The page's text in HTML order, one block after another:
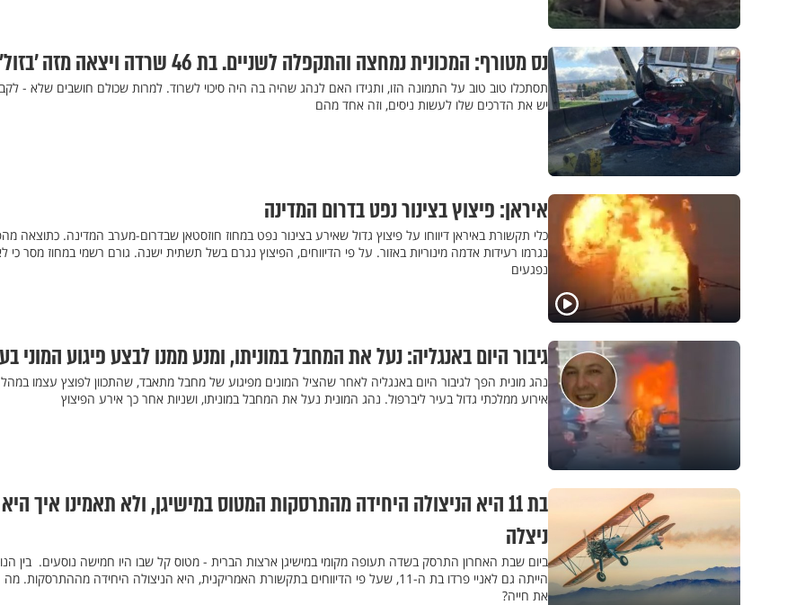
נס מטורף: המכונית נמחצה והתקפלה לשניים. בת 46 שרדה ויצאה מזה 'בזול'
תסתכלו טוב טוב על התמונה הזו, ותגידו האם לנהג שהיה בה היה סיכוי לשרוד. למרות שכולם חושבים שלא -
יש את הדרכים שלו לעשות ניסים, וזה אחד מהם
איראן: פיצוץ בצינור נפט בדרום המדינה
כלי תקשורת באיראן דיווחו על פיצוץ גדול שאירע בצינור נפט במחוז חוזסטאן שבדרום-מערב המדינה. כתוצאה
נגרמו רעידות אדמה מינוריות באזור. על פי הדיווחים, הפיצוץ נגרם בשל תשתית ישנה. גורם רשמי במחוז מסר כי
נפגעים
גיבור היום באנגליה: נעל את המחבל במוניתו, ומנע ממנו לבצע פיגוע המוני
נהג מונית הפך לגיבור היום באנגליה לאחר שהציל המונים מפיגוע של מחבל מתאבד, שהתכוון לפוצץ עצמו
אירוע ממלכתי גדול בעיר ליברפול. נהג המונית נעל את המחבל במוניתו, ושניות אחר כך אירע הפיצוץ
בת 11 היא הניצולה היחידה מהתרסקות המטוס במישיגן, ולא תאמינו איך היא
ניצלה
ביום שבת האחרון התרסק בשדה תעופה מקומי במישיגן ארצות הברית - מטוס קל שבו היו חמישה נוסעים. בין
הייתה גם לאניי פרדו בת ה-11, שעל פי הדיווחים בתקשורת האמריקנית, היא הניצולה היחידה מההתרסקות.
את חייה?